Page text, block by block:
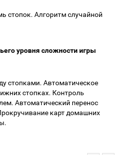
стопок. Алгоритм случайной
уровня сложности игры
стопками. Автоматическое
стопках. Контроль
Автоматический перенос
карт домашних